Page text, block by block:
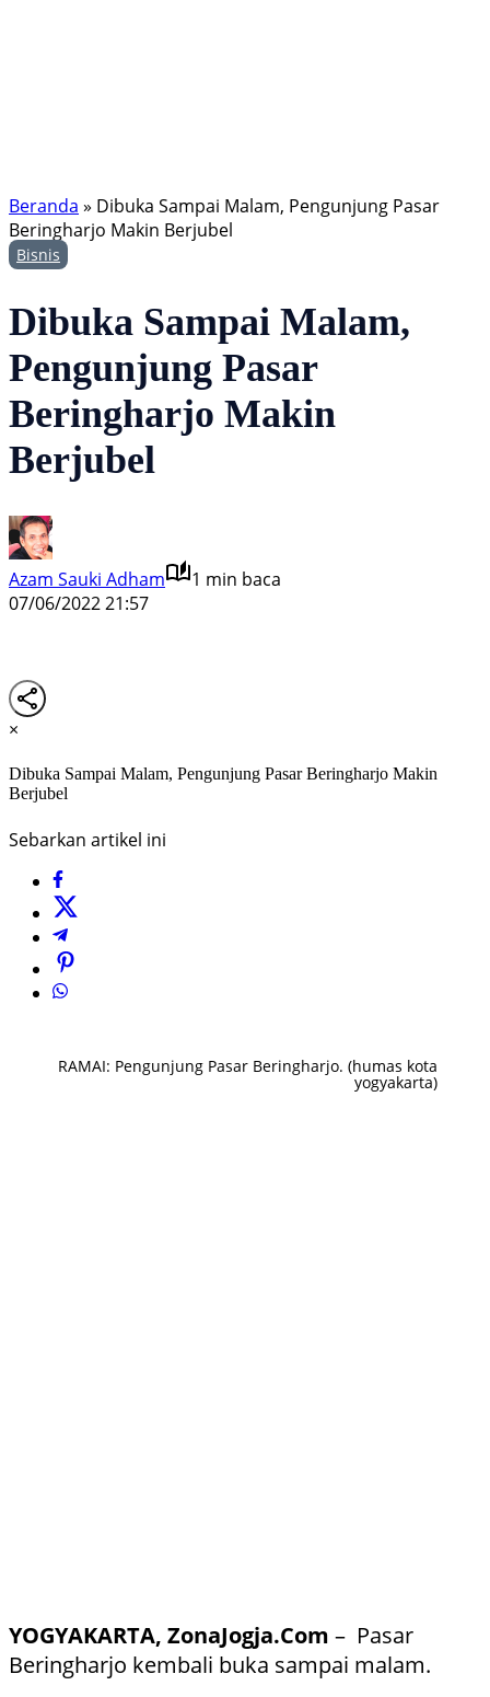
Beranda » Dibuka Sampai Malam, Pengunjung Pasar
Beringharjo Makin Berjubel
Bisnis
Dibuka Sampai Malam,
Pengunjung Pasar
Beringharjo Makin
Berjubel
Azam Sauki Adham
1 min baca
07/06/2022 21:57
×
Dibuka Sampai Malam, Pengunjung Pasar Beringharjo Makin
Berjubel
Sebarkan artikel ini
RAMAI: Pengunjung Pasar Beringharjo. (humas kota
yogyakarta)
YOGYAKARTA, ZonaJogja.Com – Pasar
Beringharjo kembali buka sampai malam.